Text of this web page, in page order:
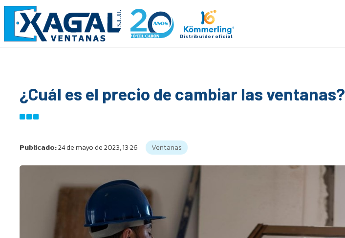
¿Cuál es el precio de cambiar las ventanas?
Publicado:24 de mayo de 2023, 13:26 Ventanas